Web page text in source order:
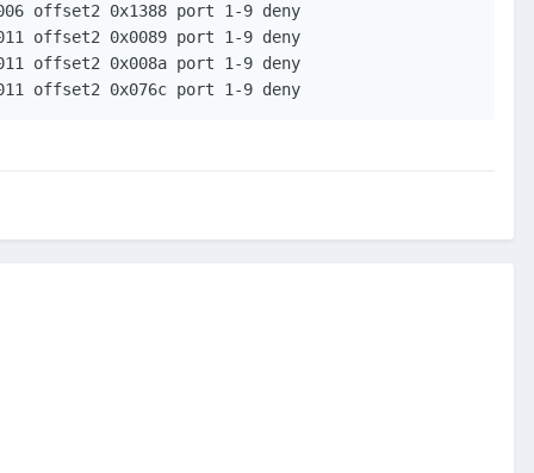
offset2 0x1388 port 1-9 deny
offset2 0x0089 port 1-9 deny
offset2 0x008a port 1-9 deny
offset2 0x076c port 1-9 deny